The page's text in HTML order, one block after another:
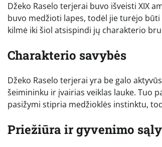
Džeko Raselo terjerai buvo išveisti XIX
buvo medžioti lapes, todėl jie turėjo
kilmė iki šiol atsispindi jų charakterio
Charakterio savybės
Džeko Raselo terjerai yra be galo
šeimininku ir įvairias veiklas lauke. Tuo
pasižymi stipria medžioklės instinktu,
Priežiūra ir gyvenimo